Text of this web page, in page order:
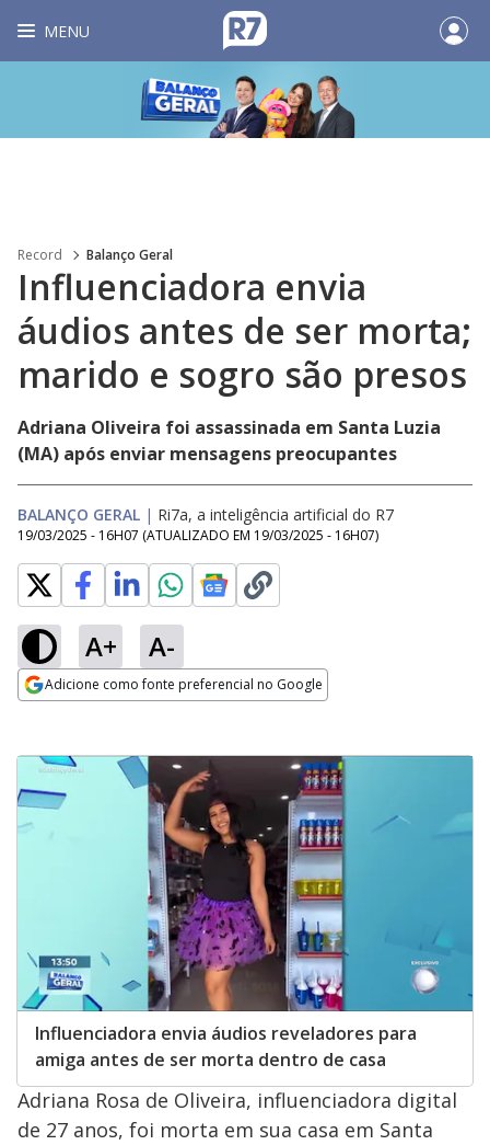
MENU
Record Balanço Geral
Influenciadora envia
áudios antes de ser morta;
marido e sogro são presos
Adriana Oliveira foi assassinada em Santa Luzia
(MA) após enviar mensagens preocupantes
BALANÇO GERAL | Ri7a, a inteligência artificial do R7
19/03/2025 - 16H07 (ATUALIZADO EM 19/03/2025 - 16H07)
A+ A-
Adicione como fonte preferencial no Google
Influenciadora envia áudios reveladores para
amiga antes de ser morta dentro de casa
Adriana Rosa de Oliveira, influenciadora digital
de 27 anos, foi morta em sua casa em Santa